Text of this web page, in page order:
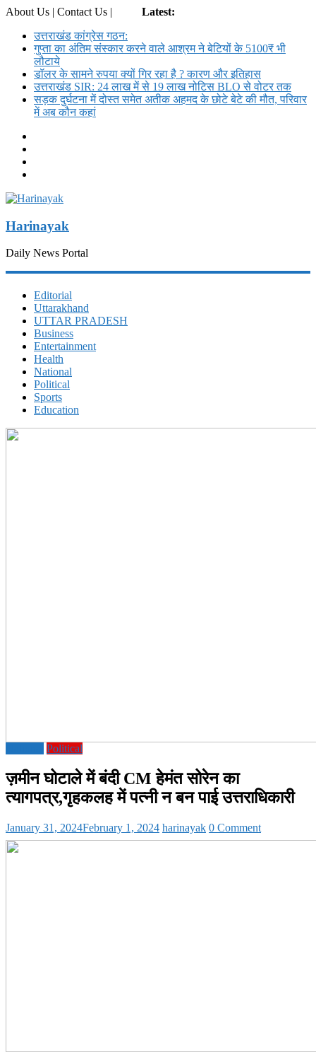
About Us | Contact Us |
Latest:
उत्तराखंड कांग्रेस गठन:
गुप्ता का अंतिम संस्कार करने वाले आश्रम ने बेटियों के 5100₹ भी
लौटाये
डॉलर के सामने रुपया क्यों गिर रहा है ? कारण और इतिहास
उत्तराखंड SIR: 24 लाख में से 19 लाख नोटिस BLO से वोटर तक
सड़क दुर्घटना में दोस्त समेत अतीक अहमद के छोटे बेटे की मौत, परिवार
में अब कौन कहां
Harinayak
Daily News Portal
Editorial
Uttarakhand
UTTAR PRADESH
Business
Entertainment
Health
National
Political
Sports
Education
Political
ज़मीन घोटाले में बंदी CM हेमंत सोरेन का
त्यागपत्र,गृहकलह में पत्नी न बन पाई उत्तराधिकारी
January 31, 2024February 1, 2024 harinayak 0 Comment